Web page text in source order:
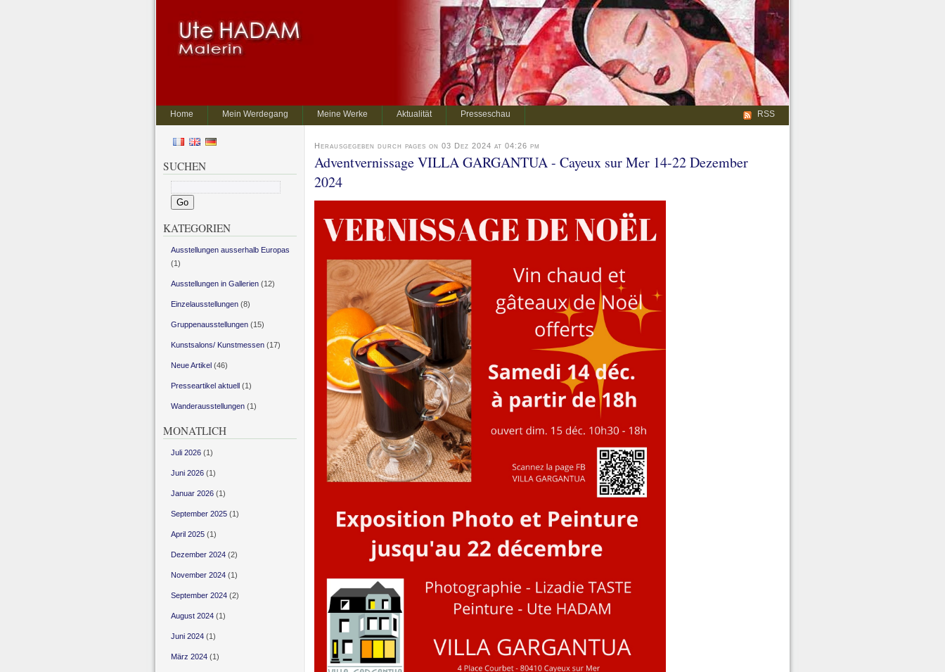
Home Mein Werdegang Meine Werke Aktualität Presseschau RSS
Herausgegeben durch pages on 03 Dez 2024 at 04:26 pm
Adventvernissage VILLA GARGANTUA - Cayeux sur Mer 14-22 Dezember
2024
SUCHEN
KATEGORIEN
Ausstellungen ausserhalb Europas
(1)
Ausstellungen in Gallerien(12)
Einzelausstellungen(8)
Gruppenausstellungen(15)
Kunstsalons/ Kunstmessen(17)
Neue Artikel(46)
Presseartikel aktuell(1)
Wanderausstellungen(1)
MONATLICH
Juli 2026(1)
Juni 2026(1)
Januar 2026(1)
September 2025(1)
April 2025(1)
Dezember 2024(2)
November 2024(1)
September 2024(2)
August 2024(1)
Juni 2024(1)
März 2024(1)